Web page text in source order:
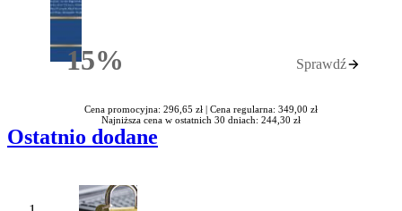
15%Rabatu Sprawdź
Cena promocyjna: 296,65 zł | Cena regularna: 349,00 zł
Najniższa cena w ostatnich 30 dniach: 244,30 zł
Ostatnio dodane